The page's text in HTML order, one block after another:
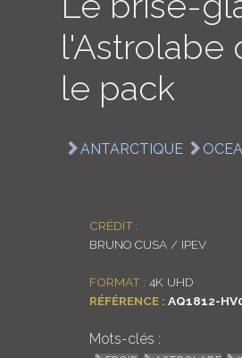
l'Astrolabe
le pack
ANTARCTIQUE
CRÉDIT :
BRUNO CUSA / IPEV
FORMAT : 4K UHD
RÉFÉRENCE : AQ1812-
Mots-clés :